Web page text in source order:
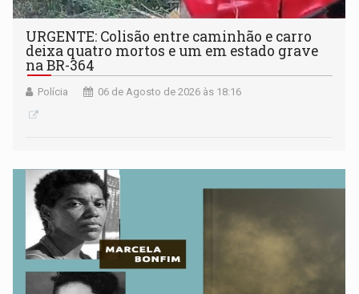
URGENTE: Colisão entre caminhão e carro
deixa quatro mortos e um em estado grave
na BR-364
Polícia 06 de Agosto de 2026 às 18:16